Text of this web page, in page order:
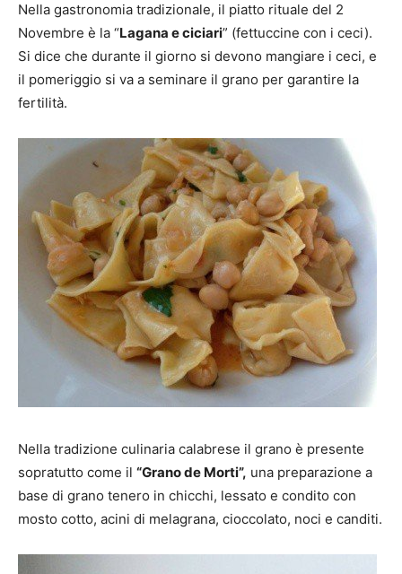
Nella gastronomia tradizionale, il piatto rituale del 2
Novembre è la “Lagana e ciciari” (fettuccine con i ceci).
Si dice che durante il giorno si devono mangiare i ceci, e
il pomeriggio si va a seminare il grano per garantire la
fertilità.
Nella tradizione culinaria calabrese il grano è presente
sopratutto come il “Grano de Morti”, una preparazione a
base di grano tenero in chicchi, lessato e condito con
mosto cotto, acini di melagrana, cioccolato, noci e canditi.